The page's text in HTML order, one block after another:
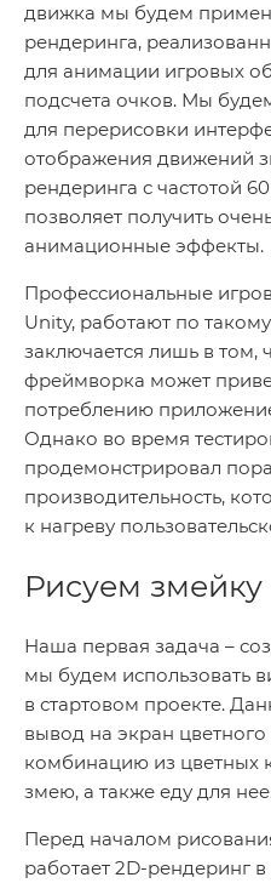
движка мы будем
рендеринга,
для анимации игровых
подсчета очков. Мы
для перерисовки
отображения движений
рендеринга с частотой
позволяет получить
анимационные эффекты.
Профессиональные
Unity, работают по
заключается лишь в том,
фреймворка может
потреблению
Однако во время
продемонстрировал
производительность,
к нагреву
Рисуем змейку
Наша первая задача –
мы будем использовать
в стартовом проекте.
вывод на экран цветного
комбинацию из цветных
змею, а также еду для
Перед началом
работает 2D-рендеринг